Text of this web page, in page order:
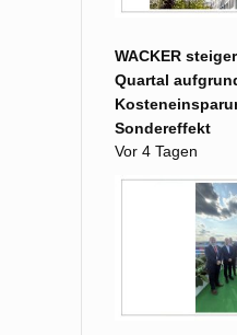
WACKER
Quartal
Sondereffekt
Vor 4 Tagen